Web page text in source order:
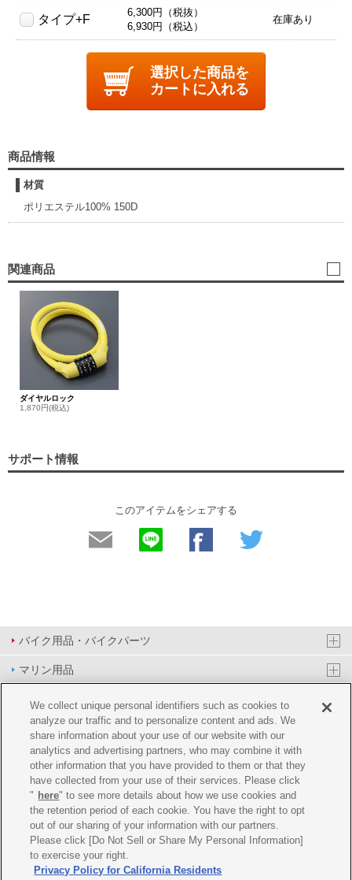
タイプ+F
6,300円（税抜）
6,930円（税込）
在庫あり
選択した商品を
カートに入れる
商品情報
材質
ポリエステル100% 150D
関連商品
ダイヤルロック
1,870円(税込)
サポート情報
このアイテムをシェアする
バイク用品・バイクパーツ
マリン用品
PAS/YPJ用品
その他用品
イベント&エンターテイメント
オンラインショップ
企業情報
ご利用規約 推薦環境 プライバシーポリシー Cookie ポリシー
We collect unique personal identifiers such as cookies to
analyze our traffic and to personalize content and ads. We
share information about your use of our website with our
analytics and advertising partners, who may combine it with
other information that you have provided to them or that they
have collected from your use of their services. Please click
" here" to see more details about how we use cookies and
the retention period of each cookie. You have the right to opt
out of our sharing of your information with our partners.
Please click [Do Not Sell or Share My Personal Information]
to exercise your right.
Privacy Policy for California Residents